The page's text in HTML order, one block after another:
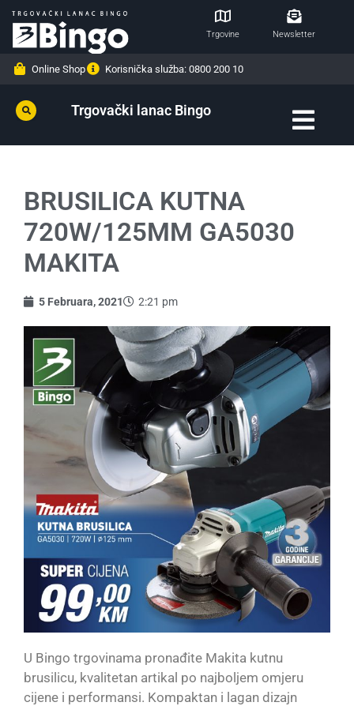
Trgovine Newsletter
Online Shop Korisnička služba: 0800 200 10
Trgovački lanac Bingo
BRUSILICA KUTNA
720W/125MM GA5030
MAKITA
5 Februara, 2021 2:21 pm
U Bingo trgovinama pronađite Makita kutnu
brusilicu, kvalitetan artikal po najboljem omjeru
cijene i performansi. Kompaktan i lagan dizajn